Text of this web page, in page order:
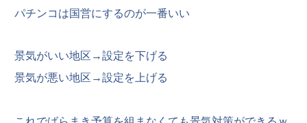
パチンコは国営にするのが一番いい
景気がいい地区→設定を下げる
景気が悪い地区→設定を上げる